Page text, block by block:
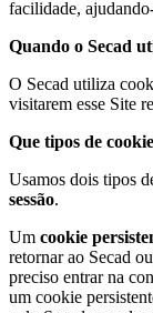
facilidade,
Quando o Secad
O Secad utiliza
visitarem esse Site
Que tipos de
Usamos dois tipos
sessão.
Um cookie
retornar ao Secad
preciso entrar na
um cookie